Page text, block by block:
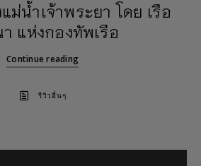
ม่น้ำเจ้าพระยา โดย เรือ
แห่งกองทัพเรือ
Continue reading
รีวิวอื่นๆ